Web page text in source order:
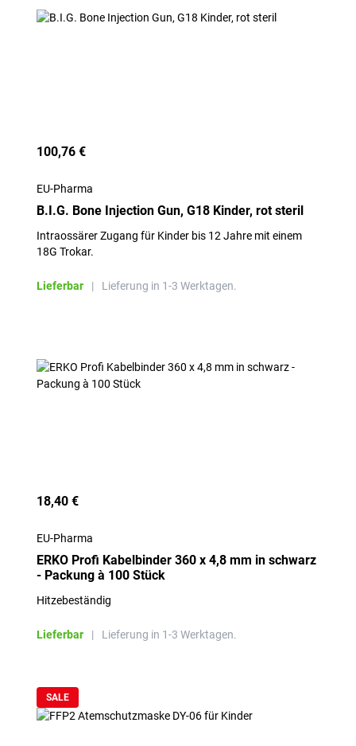
100,76 €
EU-Pharma
B.I.G. Bone Injection Gun, G18 Kinder, rot steril
Intraossärer Zugang für Kinder bis 12 Jahre mit einem
18G Trokar.
Lieferbar | Lieferung in 1-3 Werktagen.
18,40 €
EU-Pharma
ERKO Profi Kabelbinder 360 x 4,8 mm in schwarz
- Packung à 100 Stück
Hitzebeständig
Lieferbar | Lieferung in 1-3 Werktagen.
SALE